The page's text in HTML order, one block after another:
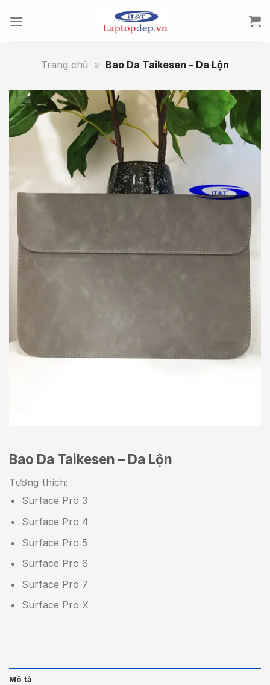
Trang chủ » Bao Da Taikesen – Da Lộn
Bao Da Taikesen – Da Lộn
Tương thích:
Surface Pro 3
Surface Pro 4
Surface Pro 5
Surface Pro 6
Surface Pro 7
Surface Pro X
Mô tả